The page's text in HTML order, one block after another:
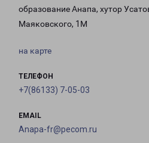
образование Анапа, хутор
Маяковского, 1М
на карте
ТЕЛЕФОН
+7(86133) 7-05-03
EMAIL
Anapa-fr@pecom.ru